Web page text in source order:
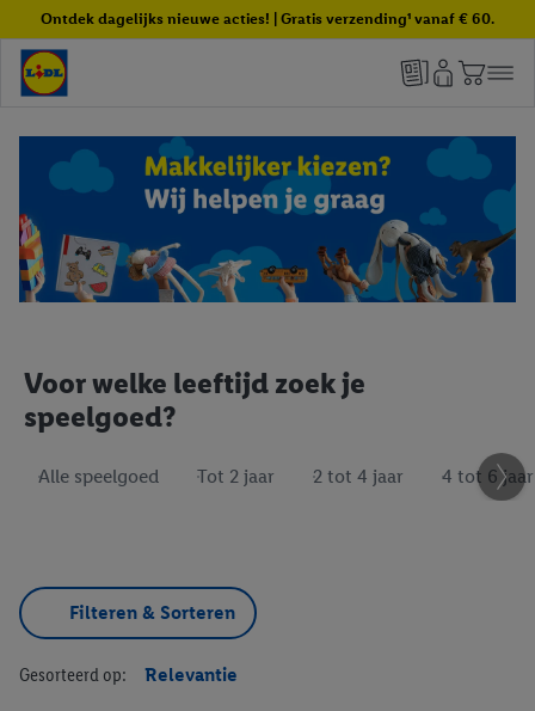
Ontdek dagelijks nieuwe acties! | Gratis verzending¹ vanaf € 60.
Voor welke leeftijd zoek je
speelgoed?
Alle speelgoed Tot 2 jaar 2 tot 4 jaar 4 tot 6 jaar
Filteren & Sorteren
Gesorteerd op: Relevantie